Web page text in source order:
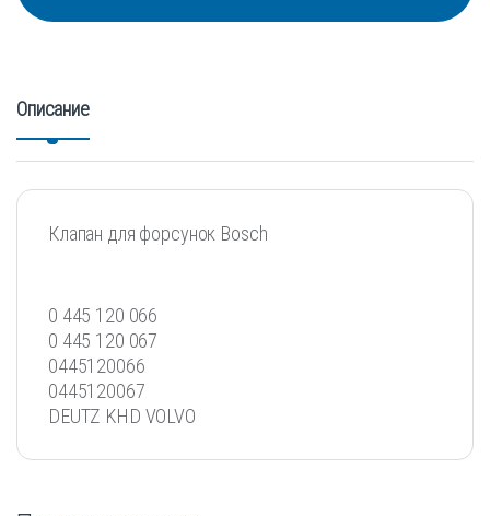
Описание
Клапан для форсунок Bosch
0 445 120 066
0 445 120 067
0445120066
0445120067
DEUTZ KHD VOLVO